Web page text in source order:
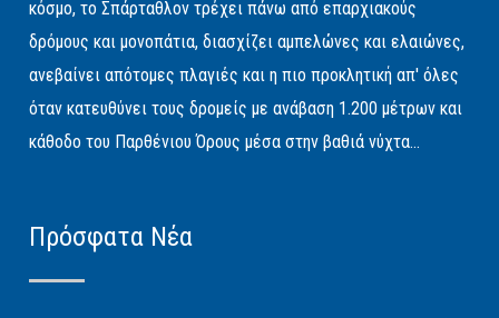
κόσμο, το Σπάρταθλον τρέχει πάνω από επαρχιακούς
δρόμους και μονοπάτια, διασχίζει αμπελώνες και ελαιώνες,
ανεβαίνει απότομες πλαγιές και η πιο προκλητική απ' όλες
όταν κατευθύνει τους δρομείς με ανάβαση 1.200 μέτρων και
κάθοδο του Παρθένιου Όρους μέσα στην βαθιά νύχτα...
Πρόσφατα Νέα